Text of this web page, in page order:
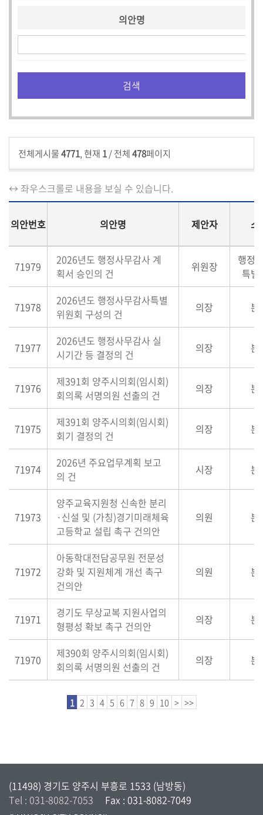
의안명
전체게시물4771, 현재 1/ 전체478페이지
↔ 좌우스크롤로 내용을 보실 수 있습니다.
의안번호 의안명 제안자 소
71979
2026년도 행정사무감사 계
획서 승인의 건
위원장
행정
특별
71978
2026년도 행정사무감사특별
위원회 구성의 건
의장 본
71977
2026년도 행정사무감사 실
시기간 등 결정의 건
의장 본
71976
제391회 양주시의회(임시회)
회의록 서명의원 선출의 건
의장 본
71975
제391회 양주시의회(임시회)
회기 결정의 건
의장 본
71974
2026년 주요업무계획 보고
의 건
시장 본
71973
양주교육지원청 신속한 분리
·신설 및 (가칭)경기미래체육
고등학교 설립 촉구 건의안
의원 본
71972
아동학대전담공무원 전문성
강화 및 지원체계 개선 촉구
건의안
의원 본
71971
경기도 무상교복 지원사업의
형평성 확보 촉구 건의안
의장 본
71970
제390회 양주시의회(임시회)
회의록 서명의원 선출의 건
의장 본
1 2 3 4 5 6 7 8 9 10 > >>
(11498) 경기도 양주시 부흥로 1533 (남방동)
Tel : 031-8082-7053
Fax : 031-8082-7049